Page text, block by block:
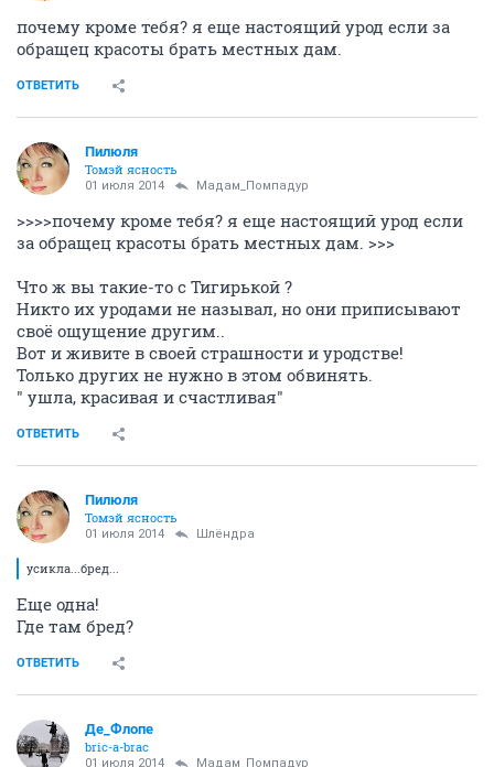
почему кроме тебя? я еще настоящий урод если за
обращец красоты брать местных дам.
ОТВЕТИТЬ
Пилюля
Томэй ясность
01 июля 2014 Мадам_Помпадур
>>>>почему кроме тебя? я еще настоящий урод если
за обращец красоты брать местных дам. >>>
Что ж вы такие-то с Тигирькой ?
Никто их уродами не называл, но они приписывают
своё ощущение другим..
Вот и живите в своей страшности и уродстве!
Только других не нужно в этом обвинять.
" ушла, красивая и счастливая"
ОТВЕТИТЬ
Пилюля
Томэй ясность
01 июля 2014 Шлёндра
усикла...бред...
Еще одна!
Где там бред?
ОТВЕТИТЬ
Де_Флопе
bric-a-brac
01 июля 2014 Мадам_Помпадур